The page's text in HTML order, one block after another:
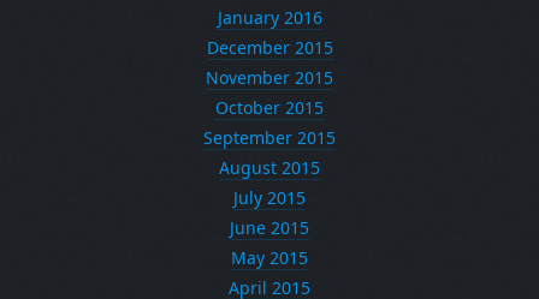
January 2016
December 2015
November 2015
October 2015
September 2015
August 2015
July 2015
June 2015
May 2015
April 2015